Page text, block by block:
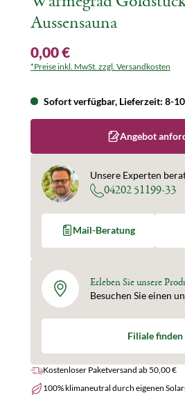
Aussensauna
0,00 €
*Preise inkl. MwSt. zzgl. Versandkosten
Sofort verfügbar, Lieferzeit: 8-
Angebot
Unsere Experten
04202 51199-33
Mail-Beratung
Erleben Sie unsere
Besuchen Sie einen
Filiale finden
Kostenloser Paketversand ab 50,00 €
100% klimaneutral durch eigenen